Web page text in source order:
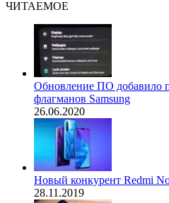
ЧИТАЕМОЕ
Обновление ПО добавило
флагманов Samsung
26.06.2020
Новый конкурент Redmi
28.11.2019